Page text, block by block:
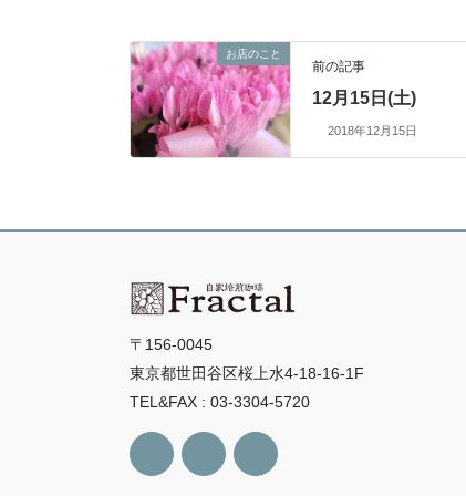
お店のこと
前の記事
12月15日(土)
2018年12月15日
〒156-0045
東京都世田谷区桜上水4-18-16-1F
TEL&FAX : 03-3304-5720